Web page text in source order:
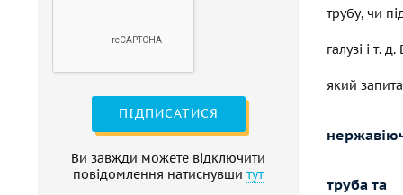
ПІДПИСАТИСЯ
Ви завжди можете відключити
повідомлення натиснувши тут
трубу, чи
галузі і т. д.
який
труба та